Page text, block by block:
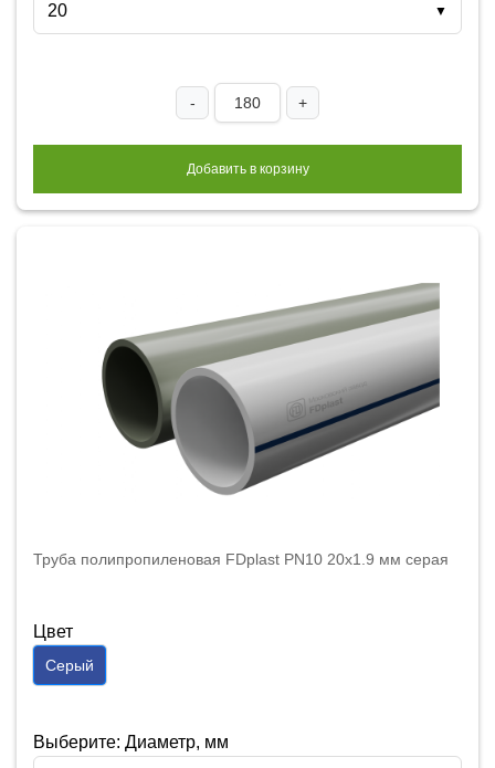
20
▼
- +
Добавить в корзину
Труба полипропиленовая FDplast PN10 20x1.9 мм серая
Цвет
Серый
Выберите: Диаметр, мм